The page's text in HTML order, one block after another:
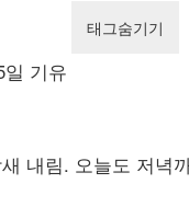
태그숨기기
일 기유
내림. 오늘도 저녁